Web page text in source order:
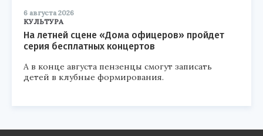
6 августа 2026
КУЛЬТУРА
На летней сцене «Дома офицеров» пройдет
серия бесплатных концертов
А в конце августа пензенцы смогут записать
детей в клубные формирования.